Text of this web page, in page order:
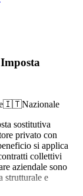
🇮🇹Nazionale
sostitutiva
privato con
si applica
collettivi
aziendale sono
strutturale e